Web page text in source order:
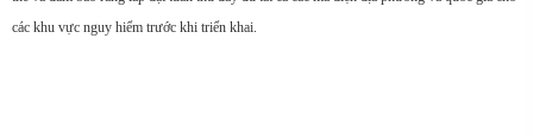
các khu vực nguy hiểm trước khi triển khai.